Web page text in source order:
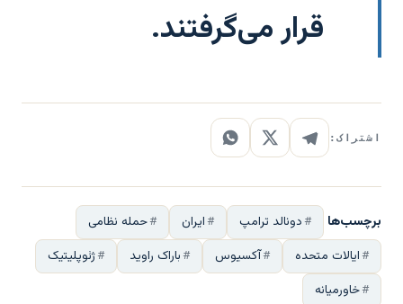
قرار می‌گرفتند.
اشتراک:
برچسب‌ها دونالد ترامپ ایران
حمله نظامی
ایالات متحده
آکسیوس باراک راوید
ژئوپلیتیک
خاورمیانه